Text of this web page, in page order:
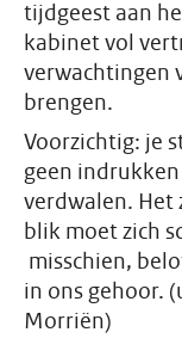
tijdgeest aan
kabinet vol
verwachtingen
brengen.
Voorzichtig: je
geen
verdwalen. Het
blik moet zich
misschien,
in ons gehoor.
Morriën)